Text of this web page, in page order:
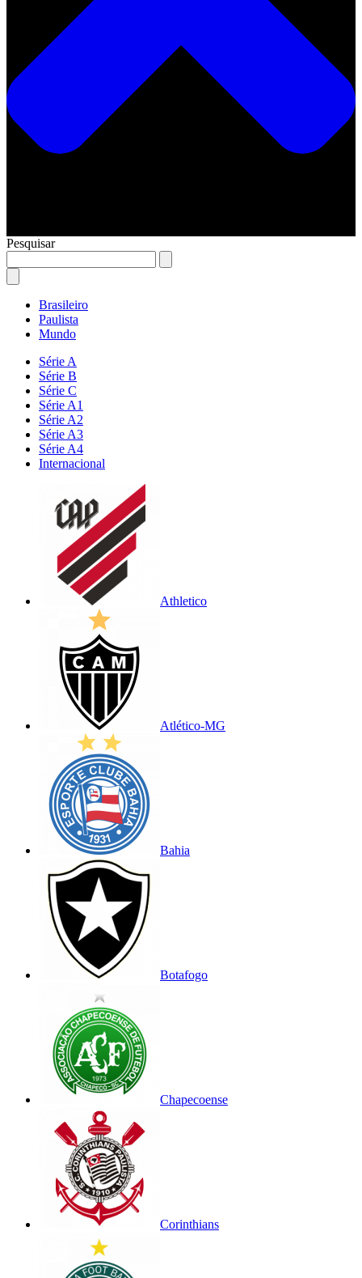
Pesquisar
Brasileiro
Paulista
Mundo
Série A
Série B
Série C
Série A1
Série A2
Série A3
Série A4
Internacional
Athletico
Atlético-MG
Bahia
Botafogo
Chapecoense
Corinthians